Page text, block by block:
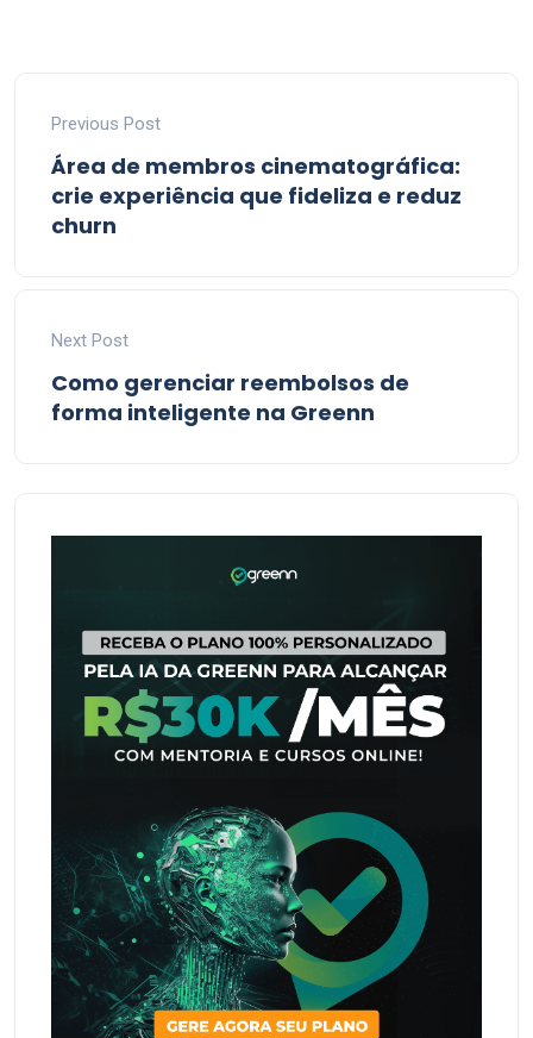
Previous Post
Área de membros cinematográfica:
crie experiência que fideliza e reduz
churn
Next Post
Como gerenciar reembolsos de
forma inteligente na Greenn